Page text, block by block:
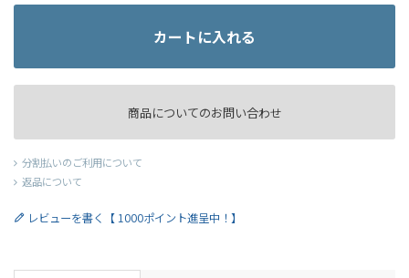
カートに入れる
商品についてのお問い合わせ
分割払いのご利用について
返品について
レビューを書く【 1000ポイント進呈中！】